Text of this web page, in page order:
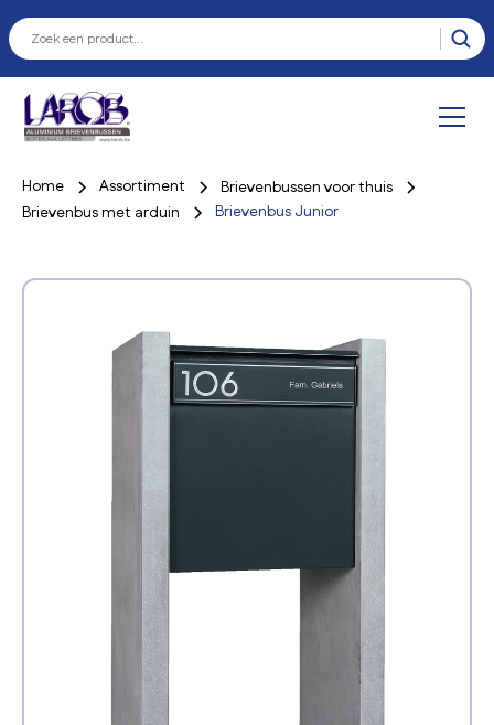
Home Assortiment
Brievenbussen voor thuis
Brievenbus met arduin
Brievenbus Junior